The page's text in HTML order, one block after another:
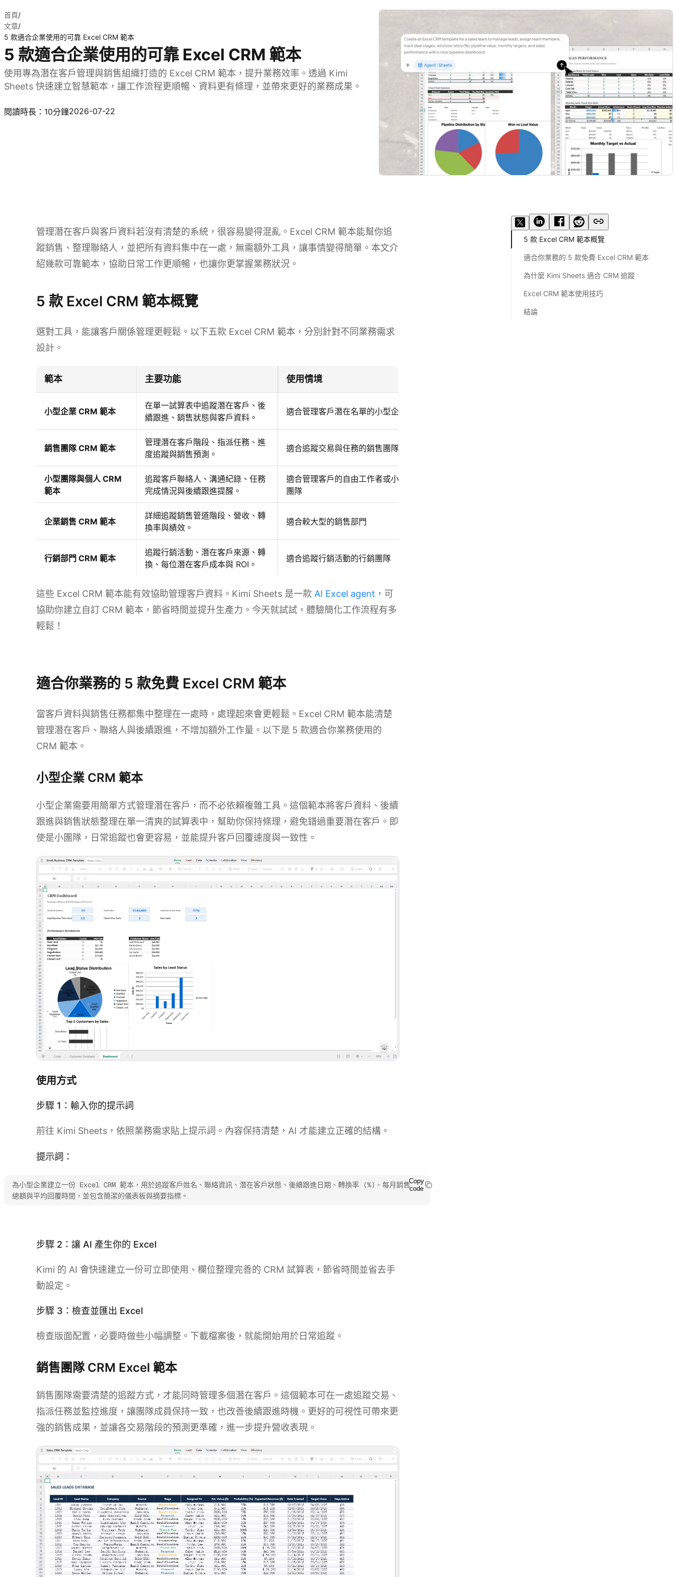
首頁/
文章/
5 款適合企業使用的可靠 Excel CRM 範本
5 款適合企業使用的可靠 Excel CRM 範本
使用專為潛在客戶管理與銷售組織打造的 Excel CRM 範本，提升業務效率。透過 Kimi
Sheets 快速建立智慧範本，讓工作流程更順暢、資料更有條理，並帶來更好的業務成果。
閱讀時長：10分鐘2026-07-22
管理潛在客戶與客戶資料若沒有清楚的系統，很容易變得混亂。Excel CRM 範本能幫你追
蹤銷售、整理聯絡人，並把所有資料集中在一處，無需額外工具，讓事情變得簡單。本文介
紹幾款可靠範本，協助日常工作更順暢，也讓你更掌握業務狀況。
5 款 Excel CRM 範本概覽
選對工具，能讓客戶關係管理更輕鬆。以下五款 Excel CRM 範本，分別針對不同業務需求
設計。
範本 主要功能 使用情境
小型企業 CRM 範本
在單一試算表中追蹤潛在客戶、後
續跟進、銷售狀態與客戶資料。
適合管理客戶潛在名單的小型企業
銷售團隊 CRM 範本
管理潛在客戶階段、指派任務、進
度追蹤與銷售預測。
適合追蹤交易與任務的銷售團隊
小型團隊與個人 CRM
範本
追蹤客戶聯絡人、溝通紀錄、任務
完成情況與後續跟進提醒。
適合管理客戶的自由工作者或小型
團隊
企業銷售 CRM 範本
詳細追蹤銷售管道階段、營收、轉
換率與績效。
適合較大型的銷售部門
行銷部門 CRM 範本
追蹤行銷活動、潛在客戶來源、轉
換、每位潛在客戶成本與 ROI。
適合追蹤行銷活動的行銷團隊
這些 Excel CRM 範本能有效協助管理客戶資料。Kimi Sheets 是一款 AI Excel agent ，可
協助你建立自訂 CRM 範本，節省時間並提升生產力。今天就試試，體驗簡化工作流程有多
輕鬆！
適合你業務的 5 款免費 Excel CRM 範本
當客戶資料與銷售任務都集中整理在一處時，處理起來會更輕鬆。Excel CRM 範本能清楚
管理潛在客戶、聯絡人與後續跟進，不增加額外工作量。以下是 5 款適合你業務使用的
CRM 範本。
小型企業 CRM 範本
小型企業需要用簡單方式管理潛在客戶，而不必依賴複雜工具。這個範本將客戶資料、後續
跟進與銷售狀態整理在單一清爽的試算表中，幫助你保持條理，避免錯過重要潛在客戶。即
使是小團隊，日常追蹤也會更容易，並能提升客戶回覆速度與一致性。
使用方式
步驟 1：輸入你的提示詞
前往 Kimi Sheets，依照業務需求貼上提示詞。內容保持清楚，AI 才能建立正確的結構。
提示詞：
為小型企業建立一份 Excel CRM 範本，用於追蹤客戶姓名、聯絡資訊、潛在客戶狀態、後續跟進日期、轉換率 (%)、每月銷售
總額與平均回覆時間，並包含簡潔的儀表板與摘要指標。
Copy
code
步驟 2：讓 AI 產生你的 Excel
Kimi 的 AI 會快速建立一份可立即使用、欄位整理完善的 CRM 試算表，節省時間並省去手
動設定。
步驟 3：檢查並匯出 Excel
檢查版面配置，必要時做些小幅調整。下載檔案後，就能開始用於日常追蹤。
銷售團隊 CRM Excel 範本
銷售團隊需要清楚的追蹤方式，才能同時管理多個潛在客戶。這個範本可在一處追蹤交易、
指派任務並監控進度，讓團隊成員保持一致，也改善後續跟進時機。更好的可視性可帶來更
強的銷售成果，並讓各交易階段的預測更準確，進一步提升營收表現。
5 款 Excel CRM 範本概覽
適合你業務的 5 款免費 Excel CRM 範本
為什麼 Kimi Sheets 適合 CRM 追蹤
Excel CRM 範本使用技巧
結論